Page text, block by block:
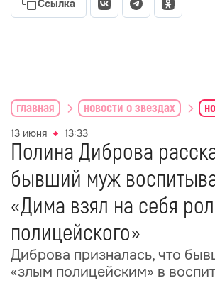
Ссылка
главная новости о звездах
13 июня 13:33
Полина Диброва
бывший муж
«Дима взял на себя
полицейского»
Диброва призналась, что
«злым полицейским» в